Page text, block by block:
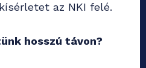
az NKI felé.
hosszú távon?